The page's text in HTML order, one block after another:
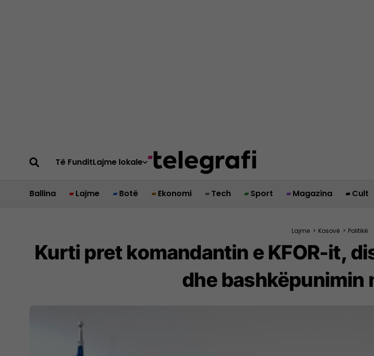
Të FunditLajme lokale
Ballina Lajme Botë Ekonomi Tech Sport Magazina Cult
Lajme > Kosovë > Politikë
Kurti pret komandantin e KFOR-it,
dhe bashkëpunimin